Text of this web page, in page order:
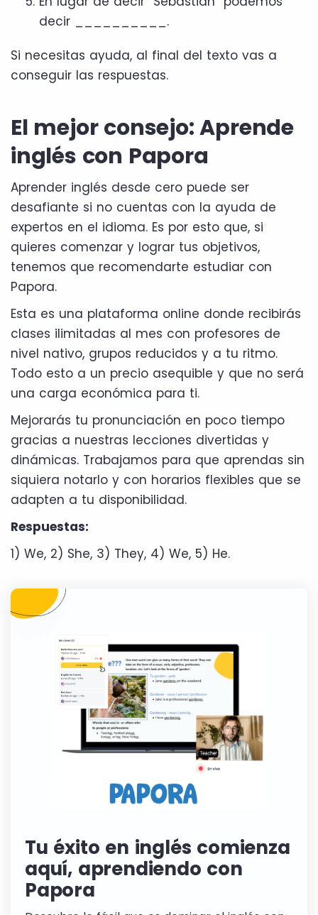
decir __________.
Si necesitas ayuda, al final del texto vas a
conseguir las respuestas.
El mejor consejo: Aprende
inglés con Papora
Aprender inglés desde cero puede ser
desafiante si no cuentas con la ayuda de
expertos en el idioma. Es por esto que, si
quieres comenzar y lograr tus objetivos,
tenemos que recomendarte estudiar con
Papora.
Esta es una plataforma online donde recibirás
clases ilimitadas al mes con profesores de
nivel nativo, grupos reducidos y a tu ritmo.
Todo esto a un precio asequible y que no será
una carga económica para ti.
Mejorarás tu pronunciación en poco tiempo
gracias a nuestras lecciones divertidas y
dinámicas. Trabajamos para que aprendas sin
siquiera notarlo y con horarios flexibles que se
adapten a tu disponibilidad.
Respuestas:
1) We, 2) She, 3) They, 4) We, 5) He.
Tu éxito en inglés comienza
aquí, aprendiendo con
Papora